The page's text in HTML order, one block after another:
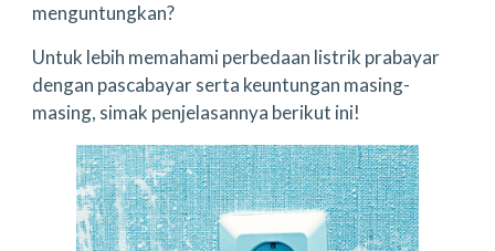
menguntungkan?
Untuk lebih memahami perbedaan listrik prabayar
dengan pascabayar serta keuntungan masing-
masing, simak penjelasannya berikut ini!